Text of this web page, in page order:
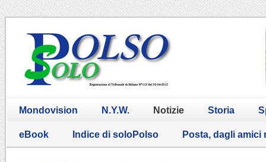
Mondovision N.Y.W. Notizie Storia
eBook Indice di soloPolso Posta, dagli amici